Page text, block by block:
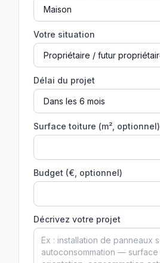
Votre situation
Délai du projet
Surface toiture (m², optionnel)
Budget (€, optionnel)
Décrivez votre projet